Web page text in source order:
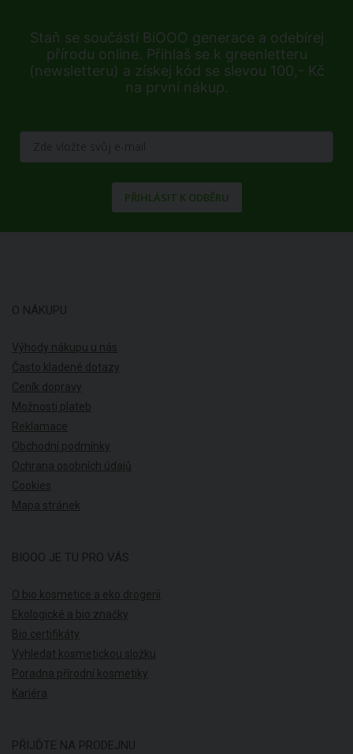
Staň se součástí BiOOO generace a odebírej
přírodu online. Přihlaš se k greenletteru
(newsletteru) a získej kód se slevou 100,- Kč
na první nákup.
PŘIHLÁSIT K ODBĚRU
O NÁKUPU
Výhody nákupu u nás
Často kladené dotazy
Ceník dopravy
Možnosti plateb
Reklamace
Obchodní podmínky
Ochrana osobních údajů
Cookies
Mapa stránek
BIOOO JE TU PRO VÁS
O bio kosmetice a eko drogerii
Ekologické a bio značky
Bio certifikáty
Vyhledat kosmetickou složku
Poradna přírodní kosmetiky
Kariéra
PŘIJĎTE NA PRODEJNU